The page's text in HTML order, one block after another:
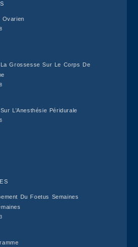
Ovarien
Grossesse Sur Le Corps De
Sur L’Anesthésie Péridurale
Du Foetus Semaines